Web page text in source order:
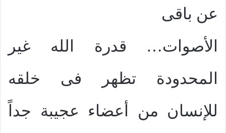
عن باقى
الأصوات… قدرة الله غير
المحدودة تظهر فى خلقه
للإنسان من أعضاء عجيبة جداً